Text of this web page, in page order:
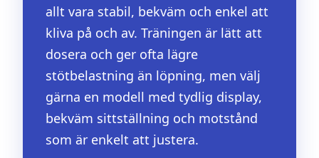
allt vara stabil, bekväm och enkel att
kliva på och av. Träningen är lätt att
dosera och ger ofta lägre
stötbelastning än löpning, men välj
gärna en modell med tydlig display,
bekväm sittställning och motstånd
som är enkelt att justera.